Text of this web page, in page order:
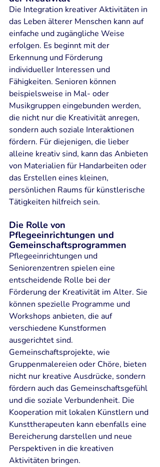
Die Integration kreativer Aktivitäten in
das Leben älterer Menschen kann auf
einfache und zugängliche Weise
erfolgen. Es beginnt mit der
Erkennung und Förderung
individueller Interessen und
Fähigkeiten. Senioren können
beispielsweise in Mal- oder
Musikgruppen eingebunden werden,
die nicht nur die Kreativität anregen,
sondern auch soziale Interaktionen
fördern. Für diejenigen, die lieber
alleine kreativ sind, kann das Anbieten
von Materialien für Handarbeiten oder
das Erstellen eines kleinen,
persönlichen Raums für künstlerische
Tätigkeiten hilfreich sein.
Die Rolle von
Pflegeeinrichtungen und
Gemeinschaftsprogrammen
Pflegeeinrichtungen und
Seniorenzentren spielen eine
entscheidende Rolle bei der
Förderung der Kreativität im Alter. Sie
können spezielle Programme und
Workshops anbieten, die auf
verschiedene Kunstformen
ausgerichtet sind.
Gemeinschaftsprojekte, wie
Gruppenmalereien oder Chöre, bieten
nicht nur kreative Ausdrücke, sondern
fördern auch das Gemeinschaftsgefühl
und die soziale Verbundenheit. Die
Kooperation mit lokalen Künstlern und
Kunsttherapeuten kann ebenfalls eine
Bereicherung darstellen und neue
Perspektiven in die kreativen
Aktivitäten bringen.